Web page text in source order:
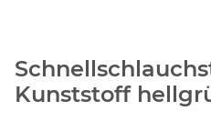
Kunststoff